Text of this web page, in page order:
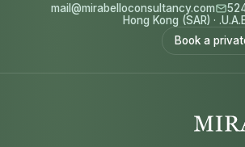
mail@mirabelloconsultancy.com
·
Hong Kong (SAR)
Book a